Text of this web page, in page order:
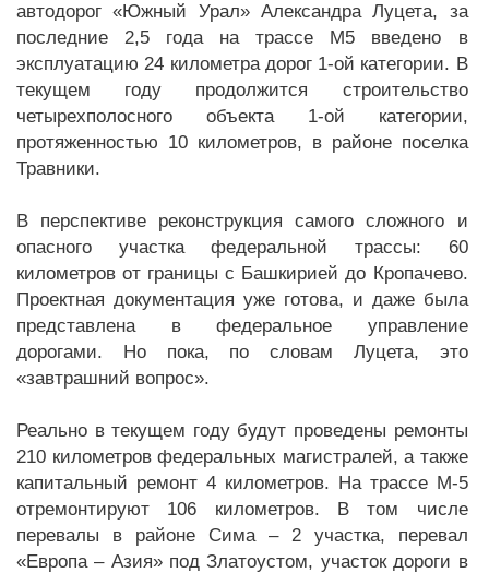
автодорог «Южный Урал» Александра Луцета, за
последние 2,5 года на трассе М5 введено в
эксплуатацию 24 километра дорог 1-ой категории. В
текущем году продолжится строительство
четырехполосного объекта 1-ой категории,
протяженностью 10 километров, в районе поселка
Травники.
В перспективе реконструкция самого сложного и
опасного участка федеральной трассы: 60
километров от границы с Башкирией до Кропачево.
Проектная документация уже готова, и даже была
представлена в федеральное управление
дорогами. Но пока, по словам Луцета, это
«завтрашний вопрос».
Реально в текущем году будут проведены ремонты
210 километров федеральных магистралей, а также
капитальный ремонт 4 километров. На трассе М-5
отремонтируют 106 километров. В том числе
перевалы в районе Сима – 2 участка, перевал
«Европа – Азия» под Златоустом, участок дороги в